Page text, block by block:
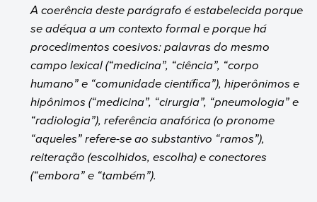
A coerência deste parágrafo é estabelecida porque
se adéqua a um contexto formal e porque há
procedimentos coesivos: palavras do mesmo
campo lexical (“medicina”, “ciência”, “corpo
humano” e “comunidade científica”), hiperônimos e
hipônimos (“medicina”, “cirurgia”, “pneumologia” e
“radiologia”), referência anafórica (o pronome
“aqueles” refere-se ao substantivo “ramos”),
reiteração (escolhidos, escolha) e conectores
(“embora” e “também”).